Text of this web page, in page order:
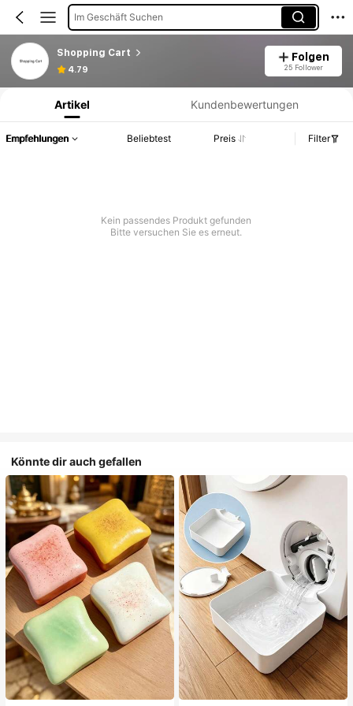
Im Geschäft Suchen
Shopping Cart
4.79
Folgen
25 Follower
Produktinformation: Preisangabe, Verkaufs- und Lagerbestandsdetails.
Artikel Kundenbewertungen
Empfehlungen Beliebtest Preis Filter
Kein passendes Produkt gefunden
Bitte versuchen Sie es erneut.
Könnte dir auch gefallen